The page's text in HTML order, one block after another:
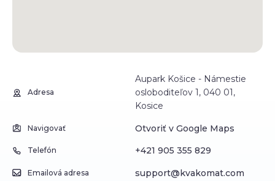
Adresa
Aupark Košice - Námestie
osloboditeľov 1, 040 01,
Kosice
Navigovať Otvoriť v Google Maps
Telefón +421 905 355 829
Emailová adresa support@kvakomat.com